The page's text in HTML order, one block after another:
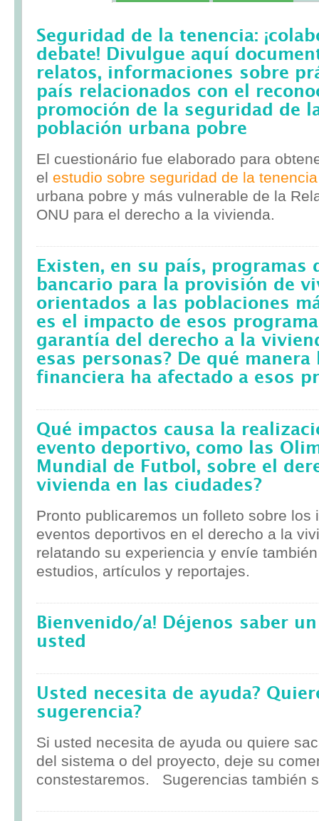
Seguridad de la tenencia:
debate! Divulgue aquí
relatos, informaciones sobre
país relacionados con el
promoción de la seguridad de
población urbana pobre
El cuestionário fue elaborado para
el estudio sobre seguridad de la tenencia
urbana pobre y más vulnerable de la
ONU para el derecho a la vivienda.
Existen, en su país, programas
bancario para la provisión de
orientados a las poblaciones
es el impacto de esos
garantía del derecho a la
esas personas? De qué
financiera ha afectado a esos
Qué impactos causa la
evento deportivo, como las
Mundial de Futbol, sobre el
vivienda en las ciudades?
Pronto publicaremos un folleto sobre los
eventos deportivos en el derecho a la
relatando su experiencia y envíe
estudios, artículos y reportajes.
Bienvenido/a! Déjenos saber
usted
Usted necesita de ayuda?
sugerencia?
Si usted necesita de ayuda ou quiere
del sistema o del proyecto, deje su
constestaremos. Sugerencias también